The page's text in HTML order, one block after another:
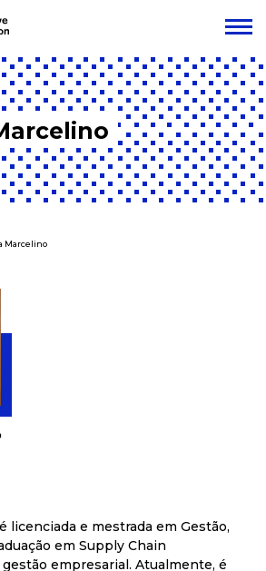
Marcelino
licenciada e mestrada em Gestão,
em Supply Chain
empresarial. Atualmente, é